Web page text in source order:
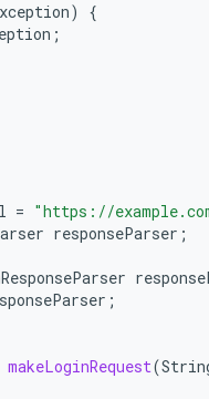
)
{
;
= "https://
responseParser ;
;
makeLoginRequest(